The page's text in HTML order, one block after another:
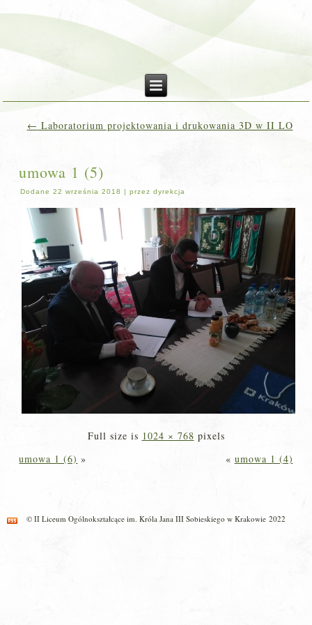
← Laboratorium projektowania i drukowania 3D w II LO
umowa 1 (5)
Dodane 22 września 2018 |przez dyrekcja
Full size is 1024 × 768 pixels
umowa 1 (6) » « umowa 1 (4)
© II Liceum Ogólnokształcące im. Króla Jana III Sobieskiego w Krakowie 2022